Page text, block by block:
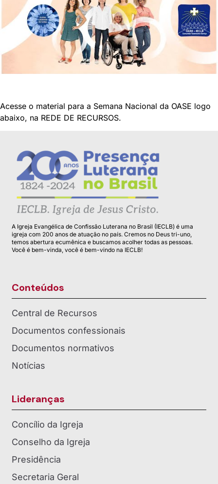
Acesse o material para a Semana Nacional da OASE logo
abaixo, na REDE DE RECURSOS.
A Igreja Evangélica de Confissão Luterana no Brasil (IECLB) é uma
igreja com 200 anos de atuação no país. Cremos no Deus tri-uno,
temos abertura ecumênica e buscamos acolher todas as pessoas.
Você é bem-vinda, você é bem-vindo na IECLB!
Conteúdos
Central de Recursos
Documentos confessionais
Documentos normativos
Notícias
Lideranças
Concílio da Igreja
Conselho da Igreja
Presidência
Secretaria Geral